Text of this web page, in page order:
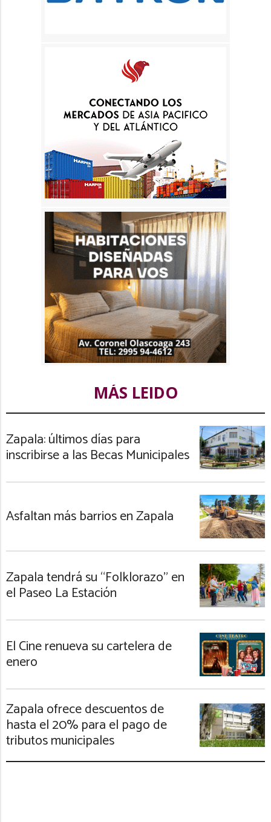
MÁS LEIDO
Zapala: últimos días para
inscribirse a las Becas Municipales
Asfaltan más barrios en Zapala
Zapala tendrá su “Folklorazo” en
el Paseo La Estación
El Cine renueva su cartelera de
enero
Zapala ofrece descuentos de
hasta el 20% para el pago de
tributos municipales